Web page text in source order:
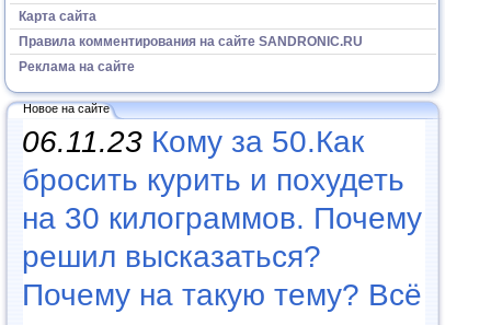
Карта сайта
Правила комментирования на сайте SANDRONIC.RU
Реклама на сайте
Новое на сайте
06.11.23 Кому за 50.Как
бросить курить и похудеть
на 30 килограммов. Почему
решил высказаться?
Почему на такую тему? Всё